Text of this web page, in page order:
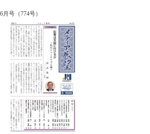
6月号（774号）